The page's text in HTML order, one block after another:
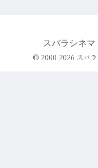
スバラシネマ
© 2000-2026 スバ